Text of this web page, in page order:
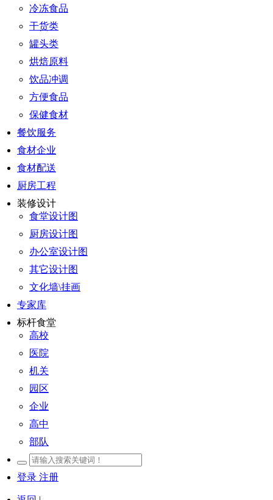
冷冻食品
干货类
罐头类
烘焙原料
饮品冲调
方便食品
保健食材
餐饮服务
食材企业
食材配送
厨房工程
装修设计
食堂设计图
厨房设计图
办公室设计图
其它设计图
文化墙\挂画
专家库
标杆食堂
高校
医院
机关
园区
企业
高中
部队
登录 注册